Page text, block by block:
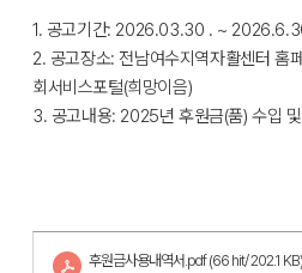
1. 공고기간: 2026.03.30 . ~
2. 공고장소: 전남여수지역자활센터 홈
회서비스포털(희망이음)
3. 공고내용: 2025년 후원금(품) 수입
후원금사용내역서.pdf (66 hit/ 202.1 KB)